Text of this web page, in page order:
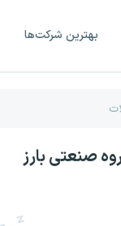
بهترین شرکت‌ها
صنعتی بارز